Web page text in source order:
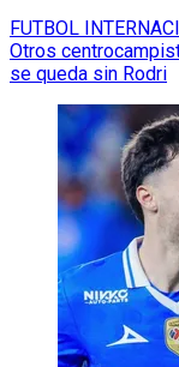
FUTBOL
Otros
se queda sin Rodri